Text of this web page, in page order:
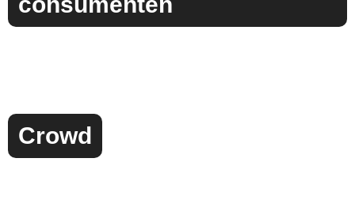
Crowd